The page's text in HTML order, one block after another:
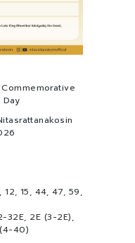
Day
15, 44, 47, 59,
32E, 2E (3-2E),
40)